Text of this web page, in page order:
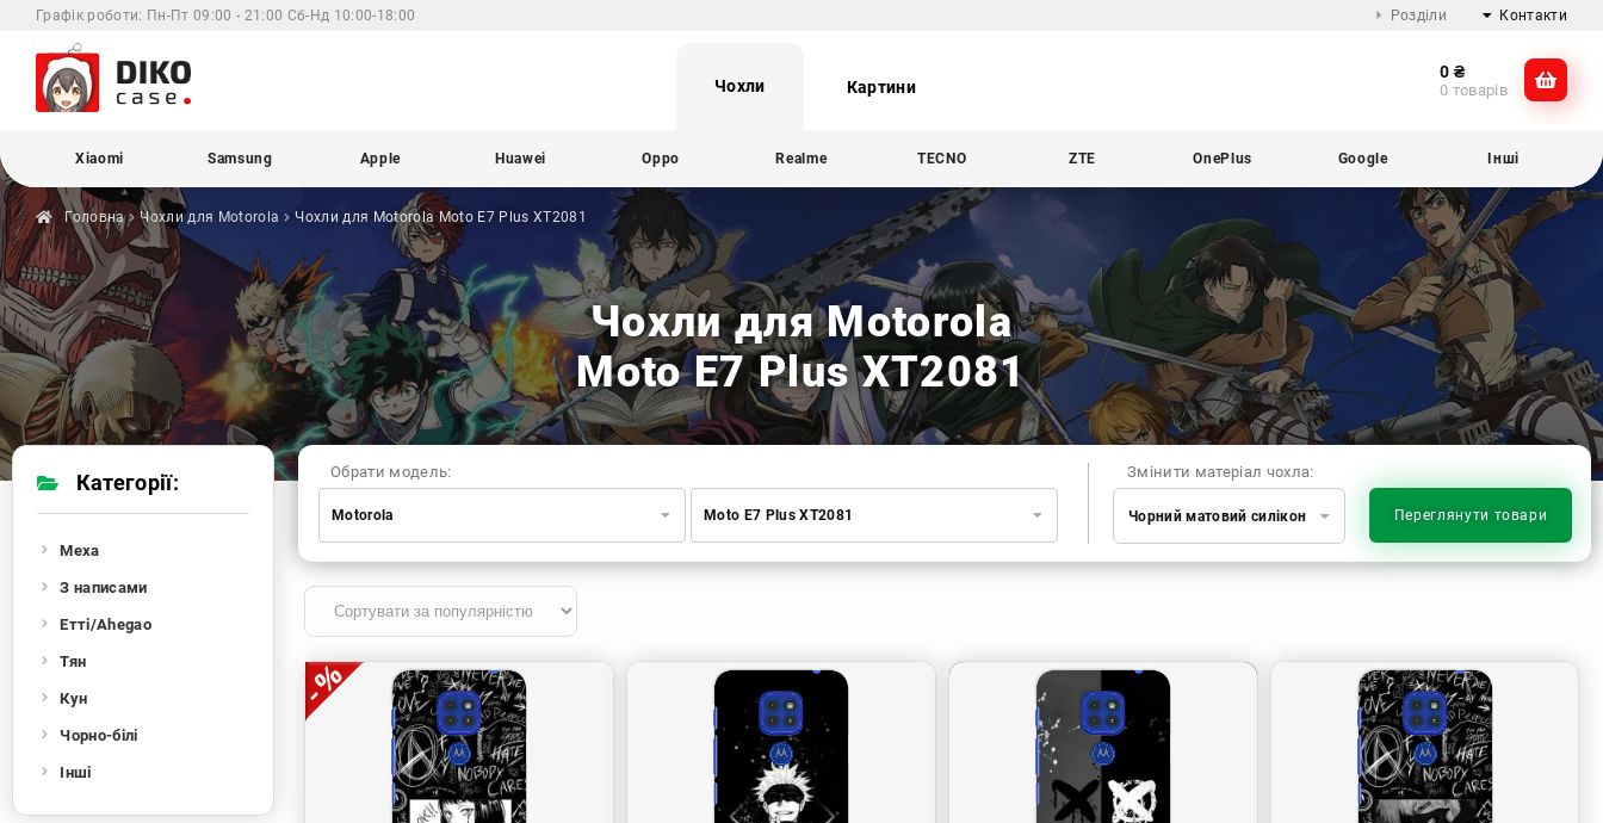
Графік роботи: Пн-Пт 09:00 - 21:00 Сб-Нд 10:00-18:00 Розділи Контакти
@dikocase
Чохли Картини
0 ₴
0 товарів
Xiaomi Samsung Apple Huawei Oppo Realme TECNO ZTE OnePlus Google Інші
Головна Чохли для Motorola Чохли для Motorola Moto E7 Plus XT2081
Чохли для Motorola
Moto E7 Plus XT2081
Змінити матеріал чохла:
Чорний матовий силікон Переглянути товари
Обрати модель:
Motorola
Samsung
Huawei
Realme
TECNO
OnePlus
Google
Infinix
Sony
Motorola
Moto E7 Plus XT2081
Категорії:
Меха
З написами
Етті/Ahegao
Тян
Кун
Чорно-білі
Інші